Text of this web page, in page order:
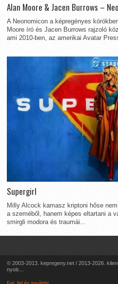
Alan Moore & Jacen Burrows –
A Neonomicon a képregényes
Moore író és Jacen Burrows rajzoló
ami 2010-ben, az amerikai Avatar
Supergirl
Milly Alcock kamasz kriptoni hőse
a szeméből, hanem képes eltartani a
smirgli modora és traumái...
© 2003-2013. kepregeny.net / 2013-2026.
nyolc...